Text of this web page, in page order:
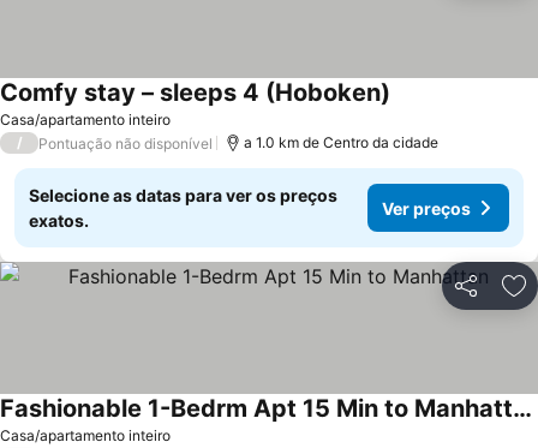
Casa/apartamento inteiro
Comfy stay – sleeps 4 (Hoboken)
/ Pontuação não disponível a 1.0 km de Centro da cidade
Selecione as datas para ver os preços
exatos.
Ver preços
Partilhar
Casa/apartamento inteiro
Fashionable 1-Bedrm Apt 15 Min to Manhattan